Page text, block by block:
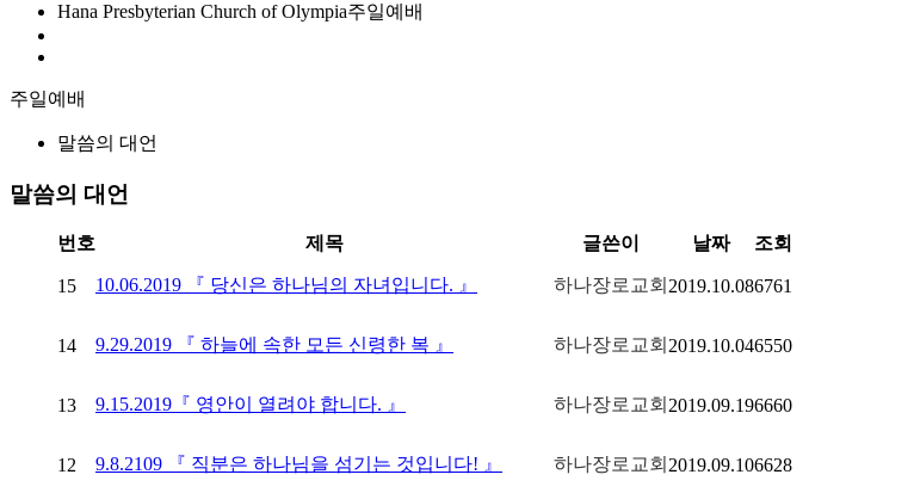
Hana Presbyterian Church of Olympia주일예배
주일예배
말씀의 대언
말씀의 대언
번호 제목 글쓴이 날짜 조회
15 10.06.2019 『 당신은 하나님의 자녀입니다. 』 하나장로교회 2019.10.086761
14 9.29.2019 『 하늘에 속한 모든 신령한 복 』 하나장로교회 2019.10.046550
13 9.15.2019『 영안이 열려야 합니다. 』 하나장로교회 2019.09.196660
12 9.8.2109 『 직분은 하나님을 섬기는 것입니다! 』 하나장로교회 2019.09.106628